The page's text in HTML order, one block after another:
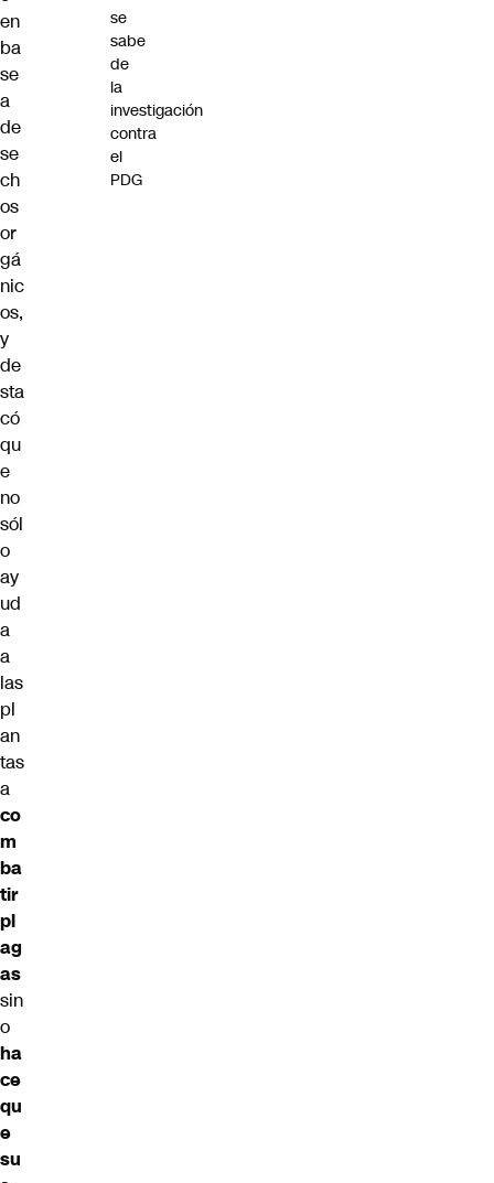
en
ba
se
a
de
se
ch
os
or
gá
nic
os,
y
de
sta
có
qu
e
no
sól
o
ay
ud
a
a
las
pl
an
tas
a
co
m
ba
tir
pl
ag
as
sin
o
ha
ce
qu
e
su
se
sabe
de
la
investigación
contra
el
PDG